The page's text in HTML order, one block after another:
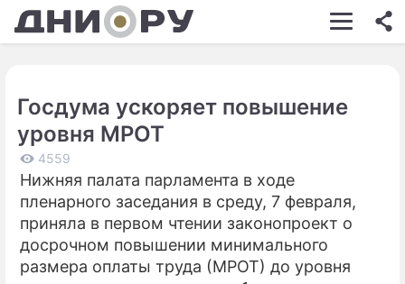
ШОУ-БИЗНЕС
КИНО
ЗДОРОВЬЕ
ЭКОНОМИКА
ПРОИСШЕСТВИЯ
Госдума ускоряет повышение
уровня МРОТ
4559
Нижняя палата парламента в ходе
пленарного заседания в среду, 7 февраля,
приняла в первом чтении законопроект о
досрочном повышении минимального
размера оплаты труда (МРОТ) до уровня